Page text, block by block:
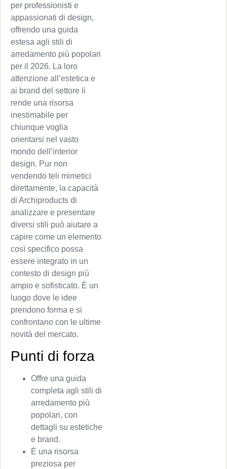
per professionisti e
appassionati di design,
offrendo una guida
estesa agli stili di
arredamento più popolari
per il 2026. La loro
attenzione all’estetica e
ai brand del settore li
rende una risorsa
inestimabile per
chiunque voglia
orientarsi nel vasto
mondo dell’interior
design. Pur non
vendendo teli mimetici
direttamente, la capacità
di Archiproducts di
analizzare e presentare
diversi stili può aiutare a
capire come un elemento
così specifico possa
essere integrato in un
contesto di design più
ampio e sofisticato. È un
luogo dove le idee
prendono forma e si
confrontano con le ultime
novità del mercato.
Punti di forza
Offre una guida
completa agli stili di
arredamento più
popolari, con
dettagli su estetiche
e brand.
È una risorsa
preziosa per